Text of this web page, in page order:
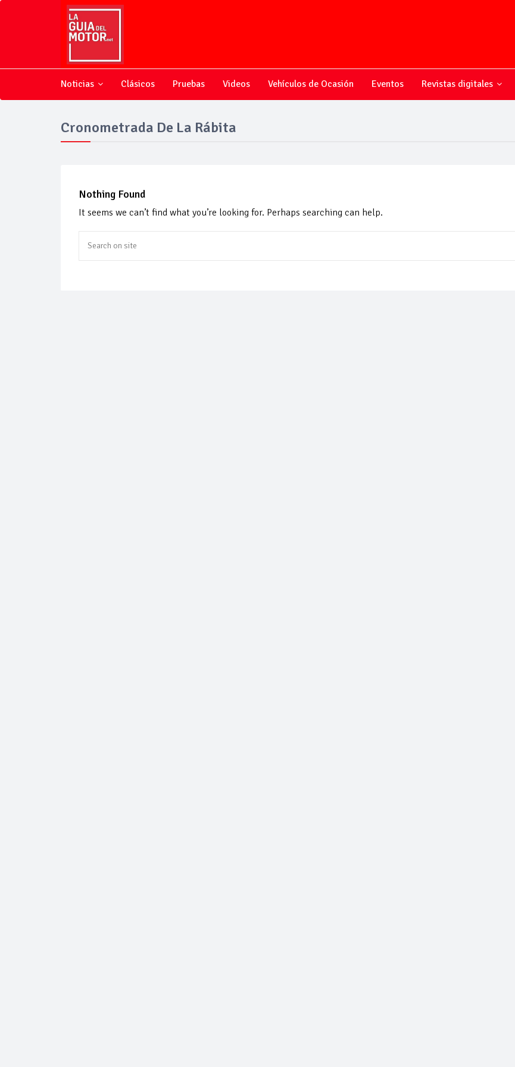
Noticias Clásicos Pruebas Videos Vehículos de Ocasión Eventos Revistas digitales
Cronometrada De La Rábita
Nothing Found
It seems we can’t find what you’re looking for. Perhaps searching can help.